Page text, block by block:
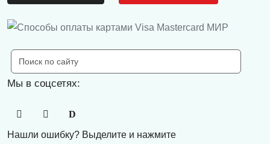
Мы в соцсетях:
Нашли ошибку? Выделите и нажмите